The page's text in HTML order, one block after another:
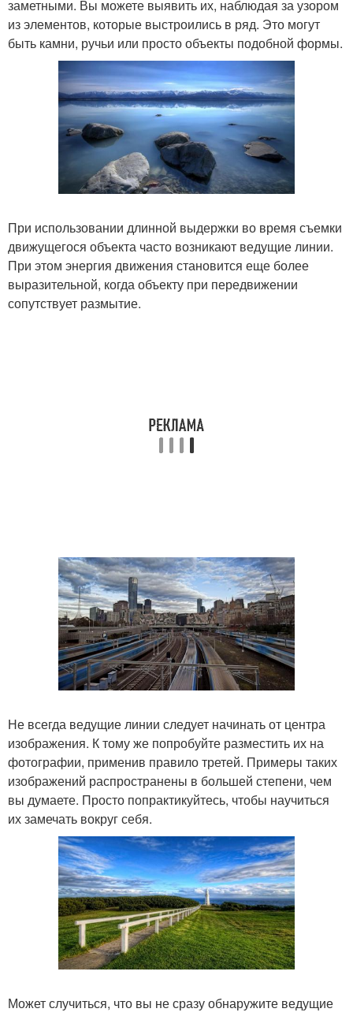
заметными. Вы можете выявить их, наблюдая за узором
из элементов, которые выстроились в ряд. Это могут
быть камни, ручьи или просто объекты подобной формы.
При использовании длинной выдержки во время съемки
движущегося объекта часто возникают ведущие линии.
При этом энергия движения становится еще более
выразительной, когда объекту при передвижении
сопутствует размытие.
Не всегда ведущие линии следует начинать от центра
изображения. К тому же попробуйте разместить их на
фотографии, применив правило третей. Примеры таких
изображений распространены в большей степени, чем
вы думаете. Просто попрактикуйтесь, чтобы научиться
их замечать вокруг себя.
Может случиться, что вы не сразу обнаружите ведущие